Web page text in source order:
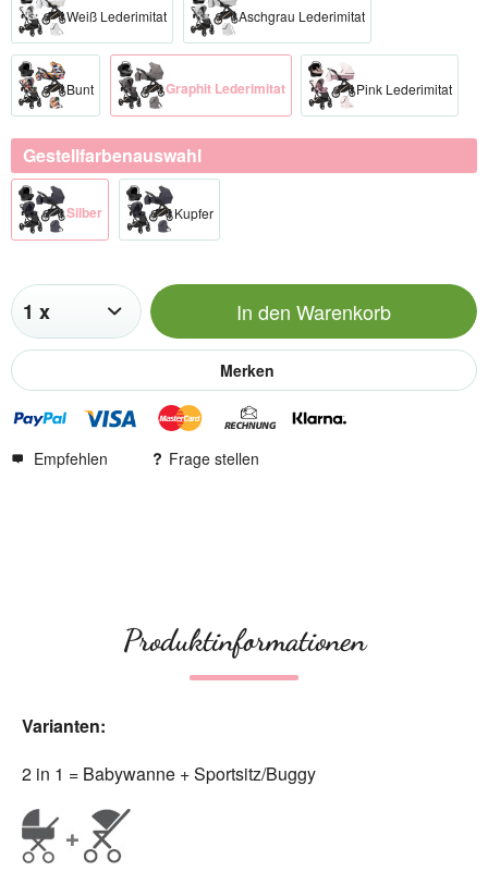
Weiß Lederimitat Aschgrau Lederimitat
Bunt Graphit Lederimitat Pink Lederimitat
Gestellfarbenauswahl
Silber​ Kupfer​
In den Warenkorb
Merken
Empfehlen Frage stellen
Produktinformationen
Varianten:
2 in 1 = Babywanne + Sportsitz/Buggy